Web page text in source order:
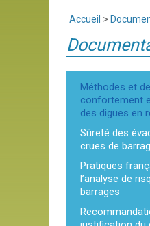
Accueil >
Méthodes et
confortement
des digues en
Sûreté des
crues de
Pratiques
l’analyse de
barrages